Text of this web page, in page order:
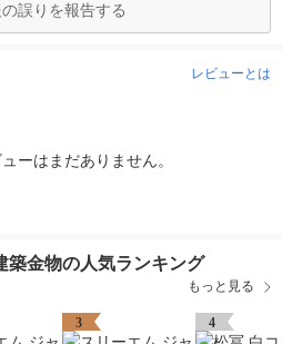
誤りを報告する
レビューとは
ーはまだありません。
築金物の人気ランキング
もっと見る
3 4